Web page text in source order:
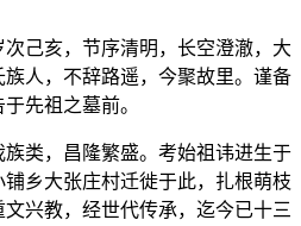
己亥，节序清明，长空澄澈，大
人，不辞路遥，今聚故里。谨备
先祖之墓前。
类，昌隆繁盛。考始祖讳进生于
乡大张庄村迁徙于此，扎根萌枝
兴教，经世代传承，迄今已十三